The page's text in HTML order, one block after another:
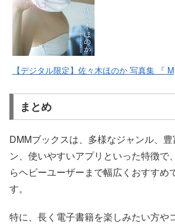
【デジタル限定】佐々木ほのか 写真集 『
まとめ
DMMブックスは、多様なジャンル、
ン、使いやすいアプリといった特徴で
らヘビーユーザーまで幅広くおすすめ
す。
特に、長く電子書籍を楽しみたい方や